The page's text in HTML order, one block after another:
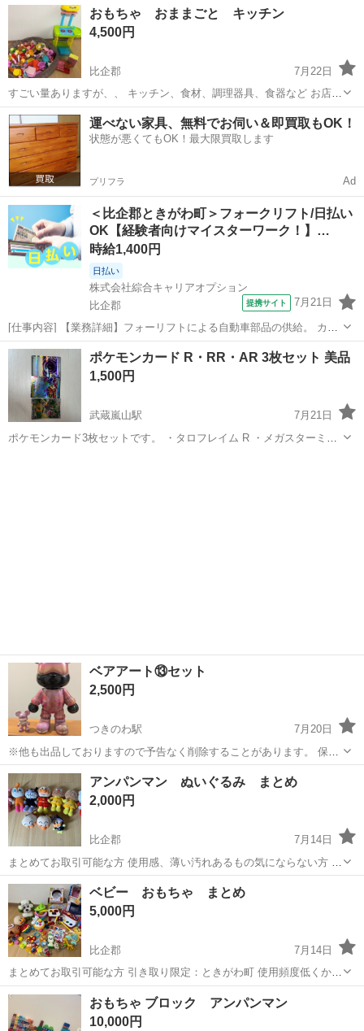
します( ⁎ᵕᴗᵕ⁎ )
埼玉 比企郡 おもちゃ サンリオ
おもちゃ おままごと キッチン
4,500円
比企郡
7月22日
すごい量ありますが、、 キッチン、食材、調理器具、食器など お店屋
さんやお家ごっこ、お料理ごっこなどでお楽しみいただけます♡ 小さ
いパン屋さんや冷蔵庫も！ あまりごっこ遊びしない子だったので全然
まだ使えます◎ 画像3と画像...
埼玉 比企郡 おもちゃ 画像
運べない家具、無料でお伺い＆即買取もOK！
状態が悪くてもOK！最大限買取します
プリフラ Ad
＜比企郡ときがわ町＞フォークリフト/日払い
OK【経験者向けマイスターワーク！】…
時給1,400円
日払い
株式会社綜合キャリアオプション
比企郡
提携サイト 7月21日
[仕事内容] 【業務詳細】フォーリフトによる自動車部品の供給。 カウ
ンターフォークにのりっぱなしの業務です。 【取扱製品】自動車部
品、 プレス製品 。＋お仕事探しはコンシェルスタッフにおまかせ＋。
あなたのお仕事探しをし...
埼玉 比企郡 工場
ポケモンカード R・RR・AR 3枚セット 美品
1,500円
武蔵嵐山駅
7月21日
ポケモンカード3枚セットです。 ・タロフレイム R ・メガスターミー
ベアアート⑬セット
2,500円
つきのわ駅
7月20日
※他も出品しておりますので予告なく削除することがあります。 保管
場所がないため激安出品中です！ この機会に是非！ 数ある出品の中か
らお目にとめていただきありがとうございます！ Tiktokショップで購
入しましたがコレク...
埼玉 比企郡 つきのわ駅 ひな人形 アート
アンパンマン ぬいぐるみ まとめ
2,000円
比企郡
7月14日
まとめてお取引可能な方 使用感、薄い汚れあるもの気にならない方 引
き取り限定：ときがわ町 子どもが使用していたので中古品ご理解ある
方よろしくお願いします
埼玉 比企郡 おもちゃ アンパンマン
ベビー おもちゃ まとめ
5,000円
比企郡
7月14日
まとめてお取引可能な方 引き取り限定：ときがわ町 使用頻度低くかっ
たり使わなかったり、まだお使いいただけるものをまとめました。 小
さな傷はありますが、気にならない方よろしくお願いします。 うちの
子はお気に入りしか口に入れな...
埼玉 比企郡 おもちゃ ベビー
おもちゃ ブロック アンパンマン
10,000円